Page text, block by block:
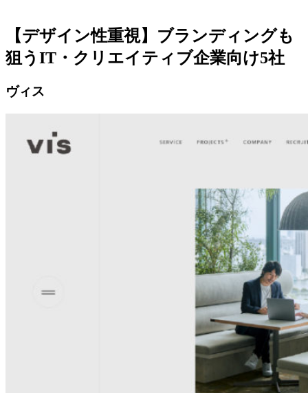
【デザイン性重視】ブランディングも
狙うIT・クリエイティブ企業向け5社
ヴィス